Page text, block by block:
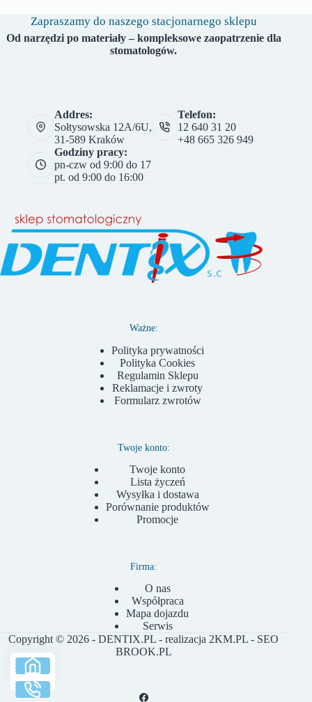
Zapraszamy do naszego stacjonarnego sklepu
Od narzędzi po materiały – kompleksowe zaopatrzenie dla
stomatologów.
Addres:
Sołtysowska 12A/6U,
31-589 Kraków
Telefon:
12 640 31 20
+48 665 326 949
Godziny pracy:
pn-czw od 9:00 do 17
pt. od 9:00 do 16:00
Ważne:
Polityka prywatności
Polityka Cookies
Regulamin Sklepu
Reklamacje i zwroty
Formularz zwrotów
Twoje konto:
Twoje konto
Lista życzeń
Wysyłka i dostawa
Porównanie produktów
Promocje
Firma:
O nas
Współpraca
Mapa dojazdu
Serwis
Copyright © 2026 - DENTIX.PL - realizacja 2KM.PL - SEO
BROOK.PL